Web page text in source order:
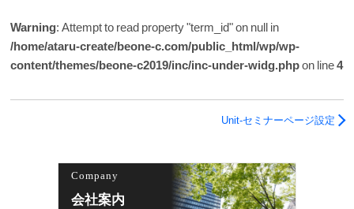
Warning: Attempt to read property "term_id" on null in
/home/ataru-create/beone-c.com/public_html/wp/wp-
content/themes/beone-c2019/inc/inc-under-widg.phpon line4
Unit-セミナーページ設定
Company
会社案内